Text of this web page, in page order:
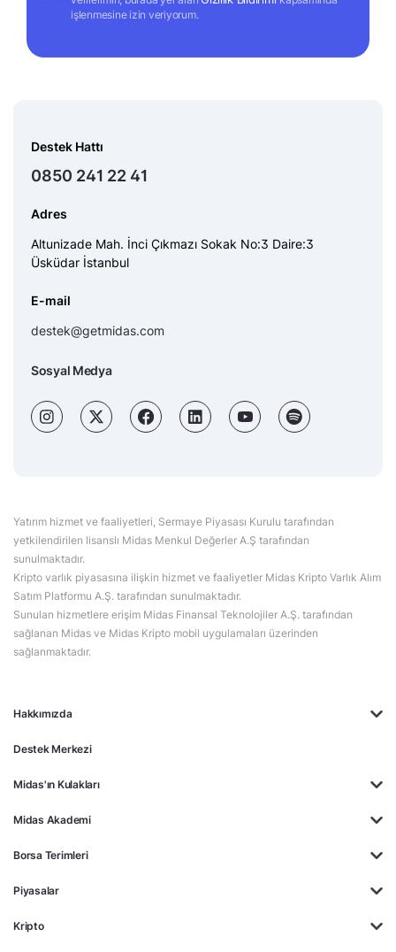
işlenmesine izin veriyorum.
Hakkımızda
Destek Merkezi
Midas'ın Kulakları
Midas Akademi
Borsa Terimleri
Piyasalar
Kripto
Destek Hattı
0850 241 22 41
Adres
Altunizade Mah. İnci Çıkmazı Sokak No:3 Daire:3
Üsküdar İstanbul
E-mail
destek@getmidas.com
Sosyal Medya
Yatırım hizmet ve faaliyetleri, Sermaye Piyasası Kurulu tarafından
yetkilendirilen lisanslı Midas Menkul Değerler A.Ş tarafından
sunulmaktadır.
Kripto varlık piyasasına ilişkin hizmet ve faaliyetler Midas Kripto Varlık Alım
Satım Platformu A.Ş. tarafından sunulmaktadır.
Sunulan hizmetlere erişim Midas Finansal Teknolojiler A.Ş. tarafından
sağlanan Midas ve Midas Kripto mobil uygulamaları üzerinden
sağlanmaktadır.